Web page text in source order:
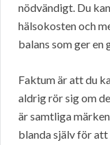
nödvändigt. Du
hälsokosten och
balans som ger en
Faktum är att du
aldrig rör sig om
är samtliga
blanda själv för att